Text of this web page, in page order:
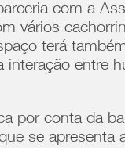
com a
vários
terá
interação entre
por conta da
se apresenta